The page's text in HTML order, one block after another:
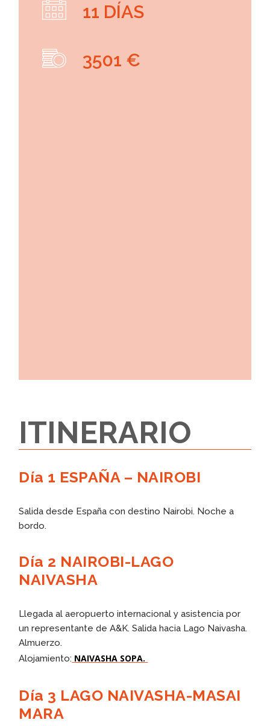
11 DÍAS
3501 €
ITINERARIO
Día 1 ESPAÑA – NAIROBI
Salida desde España con destino Nairobi. Noche a
bordo.
Día 2 NAIROBI-LAGO
NAIVASHA
Llegada al aeropuerto internacional y asistencia por
un representante de A&K. Salida hacia Lago Naivasha.
Almuerzo.
Alojamiento: NAIVASHA SOPA.
Día 3 LAGO NAIVASHA-MASAI
MARA